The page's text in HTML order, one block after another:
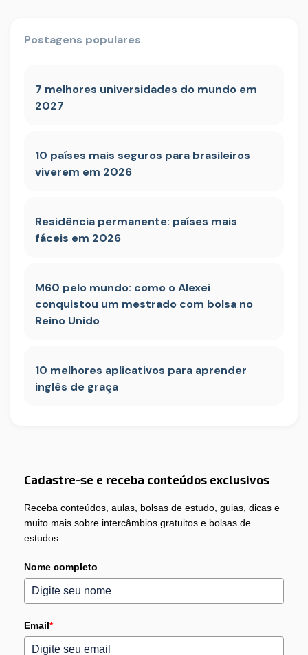
Postagens populares
7 melhores universidades do mundo em
2027
10 países mais seguros para brasileiros
viverem em 2026
Residência permanente: países mais
fáceis em 2026
M60 pelo mundo: como o Alexei
conquistou um mestrado com bolsa no
Reino Unido
10 melhores aplicativos para aprender
inglês de graça
Cadastre-se e receba conteúdos exclusivos
Receba conteúdos, aulas, bolsas de estudo, guias, dicas e
muito mais sobre intercâmbios gratuitos e bolsas de
estudos.
Nome completo
Email*